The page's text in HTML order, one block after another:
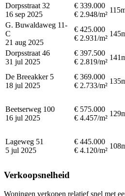
Dorpsstraat 32
16 sep 2025
€ 339.000
€ 2.948/m²
G. Buwaldaweg 11-
C
21 aug 2025
€ 425.000
€ 2.931/m²
Dorpsstraat 46
31 jul 2025
€ 397.500
€ 2.819/m²
De Breeakker 5
18 jul 2025
€ 369.000
€ 2.733/m²
Beetserweg 100
16 jul 2025
€ 575.000
€ 4.457/m²
Lageweg 51
5 jul 2025
€ 445.000
€ 4.120/m²
Verkoopsnelheid
Woningen verkopen relatief snel met